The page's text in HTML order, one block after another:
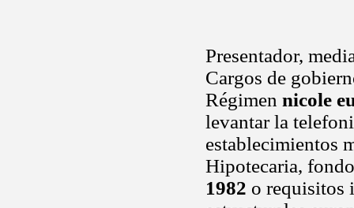
Presentador,
Cargos de
Régimen nicole
levantar la
establecimientos
Hipotecaria,
1982 o requisitos